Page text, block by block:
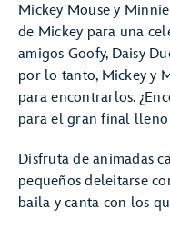
Mickey Mouse y
de Mickey para una
amigos Goofy, Daisy
por lo tanto, Mickey y
para encontrarlos.
para el gran final lleno
Disfruta de animadas
pequeños deleitarse
baila y canta con los